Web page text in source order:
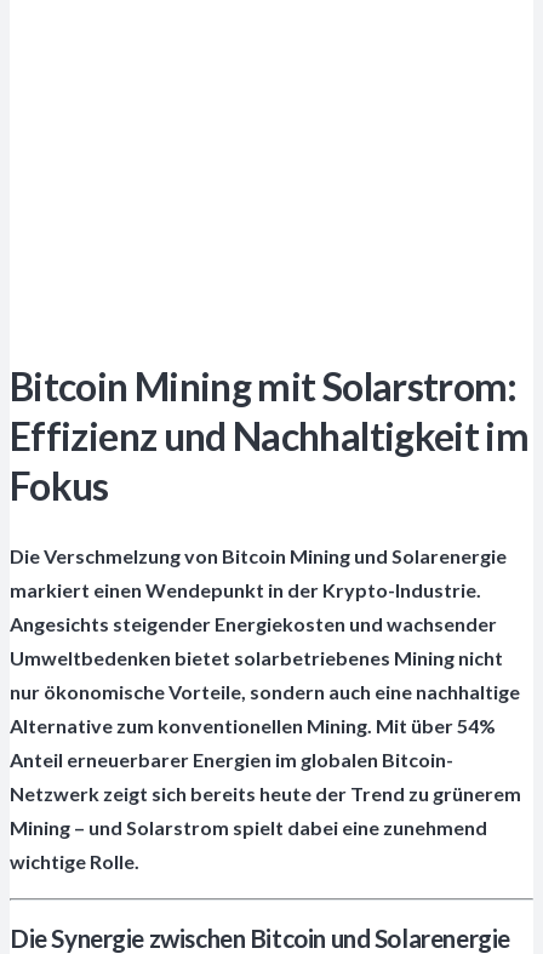
Bitcoin Mining mit Solarstrom:
Effizienz und Nachhaltigkeit im
Fokus
Die Verschmelzung von Bitcoin Mining und Solarenergie
markiert einen Wendepunkt in der Krypto-Industrie.
Angesichts steigender Energiekosten und wachsender
Umweltbedenken bietet solarbetriebenes Mining nicht
nur ökonomische Vorteile, sondern auch eine nachhaltige
Alternative zum konventionellen Mining. Mit über 54%
Anteil erneuerbarer Energien im globalen Bitcoin-
Netzwerk zeigt sich bereits heute der Trend zu grünerem
Mining – und Solarstrom spielt dabei eine zunehmend
wichtige Rolle.
Die Synergie zwischen Bitcoin und Solarenergie